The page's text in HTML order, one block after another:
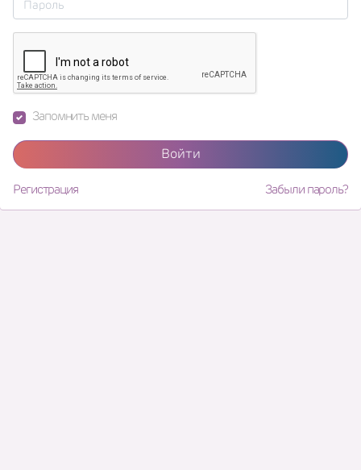
Запомнить меня
Войти
Регистрация Забыли пароль?